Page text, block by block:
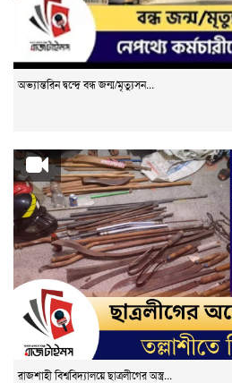
অভ্যান্তরিন দ্বন্দ্বে বন্ধ জন্ম/মৃত্যুসন...
রাজশাহী বিশ্ববিদ্যালয়ে ছাত্রলীগের অস্ত্র...